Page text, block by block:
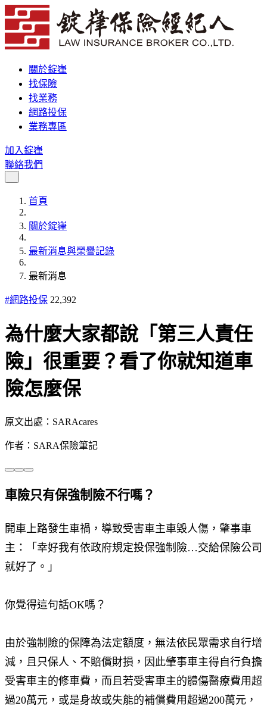
關於錠嵂
找保險
找業務
網路投保
業務專區
加入錠嵂
聯絡我們
首頁
關於錠嵂
最新消息與榮譽記錄
最新消息
#網路投保 22,392
為什麼大家都說「第三人責任
險」很重要？看了你就知道車
險怎麼保
原文出處：SARAcares
作者：SARA保險筆記
車險只有保強制險不行嗎？
開車上路發生車禍，導致受害車主車毀人傷，肇事車
主：「幸好我有依政府規定投保強制險…交給保險公司
就好了。」
你覺得這句話OK嗎？
由於強制險的保障為法定額度，無法依民眾需求自行增
減，且只保人、不賠償財損，因此肇事車主得自行負擔
受害車主的修車費，而且若受害車主的體傷醫療費用超
過20萬元，或是身故或失能的補償費用超過200萬元，